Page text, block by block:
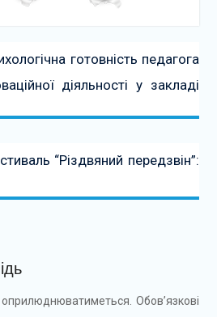
готовність педагога
діяльності у закладі
“Різдвяний передзвін”:
Обов’язкові